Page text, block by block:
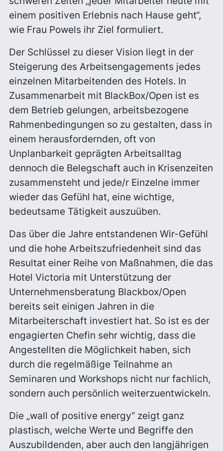
einem positiven Erlebnis nach Hause geht“,
wie Frau Powels ihr Ziel formuliert.
Der Schlüssel zu dieser Vision liegt in der
Steigerung des Arbeitsengagements jedes
einzelnen Mitarbeitenden des Hotels. In
Zusammenarbeit mit BlackBox/Open ist es
dem Betrieb gelungen, arbeitsbezogene
Rahmenbedingungen so zu gestalten, dass in
einem herausfordernden, oft von
Unplanbarkeit geprägten Arbeitsalltag
dennoch die Belegschaft auch in Krisenzeiten
zusammensteht und jede/r Einzelne immer
wieder das Gefühl hat, eine wichtige,
bedeutsame Tätigkeit auszuüben.
Das über die Jahre entstandenen Wir-Gefühl
und die hohe Arbeitszufriedenheit sind das
Resultat einer Reihe von Maßnahmen, die das
Hotel Victoria mit Unterstützung der
Unternehmensberatung Blackbox/Open
bereits seit einigen Jahren in die
Mitarbeiterschaft investiert hat. So ist es der
engagierten Chefin sehr wichtig, dass die
Angestellten die Möglichkeit haben, sich
durch die regelmäßige Teilnahme an
Seminaren und Workshops nicht nur fachlich,
sondern auch persönlich weiterzuentwickeln.
Die „wall of positive energy“ zeigt ganz
plastisch, welche Werte und Begriffe den
Auszubildenden, aber auch den langjährigen